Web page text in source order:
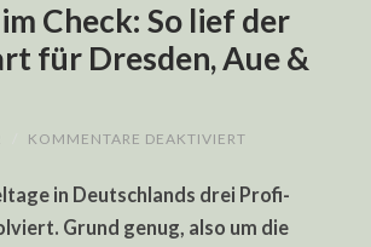
Check: So lief der
für Dresden, Aue &
KOMMENTARE DEAKTIVIERT
CHECK:
LIEF
in Deutschlands drei Profi-
Grund genug, also um die